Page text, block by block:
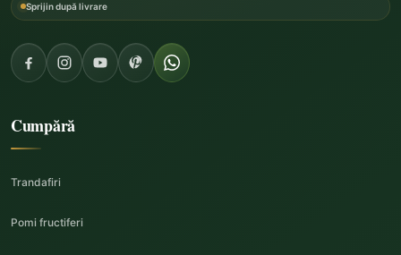
Sprijin după livrare
Cumpără
Trandafiri
Pomi fructiferi